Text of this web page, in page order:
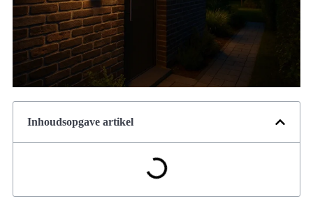
Inhoudsopgave artikel